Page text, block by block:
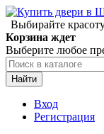
Выбирайте
Корзина ждет
Выберите любое
Найти
Вход
Регистрация